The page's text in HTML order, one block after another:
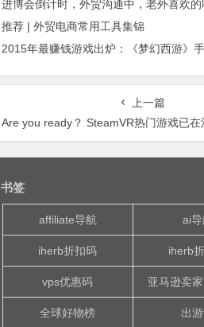
推荐 | 外贸电商常用工具集锦
上一篇
Are you ready？ SteamVR热门游戏已在江
书签
affiliate导航 ai导
iherb折扣码 iherb
vps优惠码 亚马逊卖
全球好物榜 出